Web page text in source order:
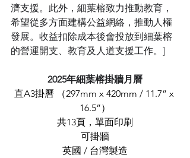
濟支援。此外，細葉榕致力推動教育，
希望從多方面建構公益網絡，推動人權
發展。收益扣除成本後會投放到細葉榕
的營運開支、教育及人道支援工作。]
2025年細葉榕掛牆月曆
直A3掛曆 （297mm x 420mm / 11.7” x
16.5”）
共13頁，單面印刷
可掛牆
英國 / 台灣製造